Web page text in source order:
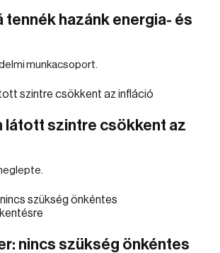
tennék hazánk energia- és
munkacsoport.
látott szintre csökkent az
nincs szükség önkéntes